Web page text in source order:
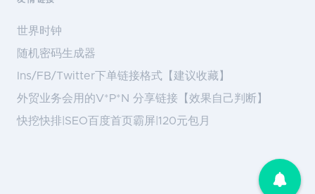
世界时钟
随机密码生成器
Ins/FB/Twitter下单链接格式【建议收藏】
外贸业务会用的V*P*N 分享链接【效果自己判断】
快挖快排|SEO百度首页霸屏|120元包月